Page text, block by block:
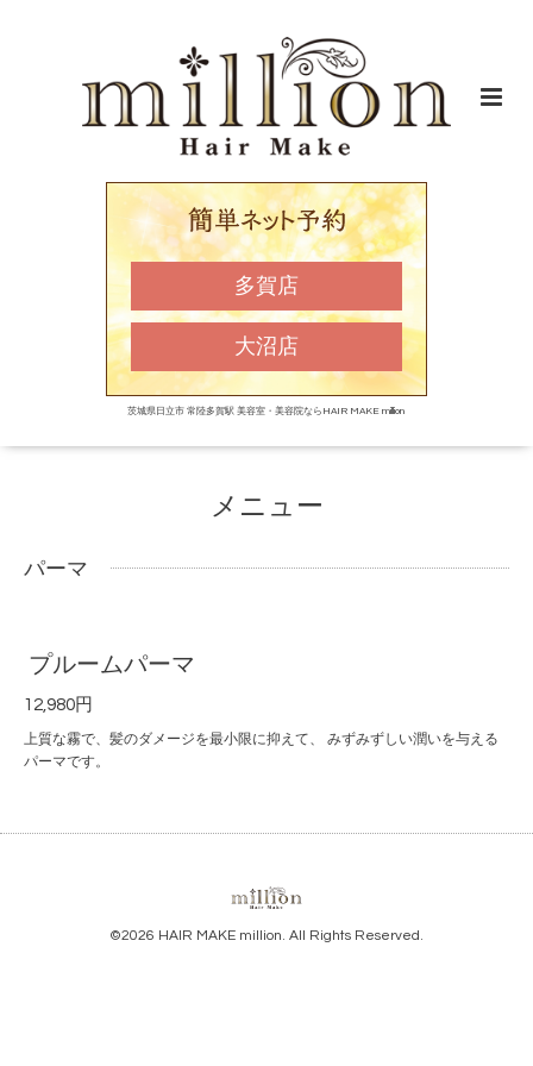
多賀店
大沼店
茨城県日立市 常陸多賀駅 美容室・美容院ならHAIR MAKE million
メニュー
パーマ
プルームパーマ
12,980円
上質な霧で、髪のダメージを最小限に抑えて、 みずみずしい潤いを与える
パーマです。
©2026 HAIR MAKE million. All Rights Reserved.